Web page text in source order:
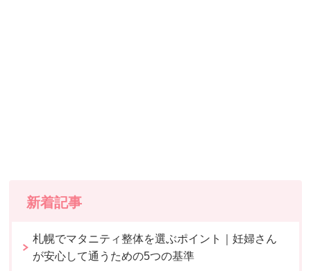
新着記事
札幌でマタニティ整体を選ぶポイント｜妊婦さん
が安心して通うための5つの基準